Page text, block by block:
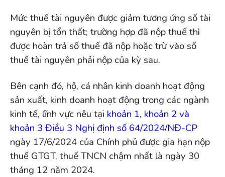
Mức thuế tài nguyên được giảm tương ứng số tài
nguyên bị tổn thất; trường hợp đã nộp thuế thì
được hoàn trả số thuế đã nộp hoặc trừ vào số
thuế tài nguyên phải nộp của kỳ sau.
Bên cạnh đó, hộ, cá nhân kinh doanh hoạt động
sản xuất, kinh doanh hoạt động trong các ngành
kinh tế, lĩnh vực nêu tại khoản 1, khoản 2 và
khoản 3 Điều 3 Nghị định số 64/2024/NĐ-CP
ngày 17/6/2024 của Chính phủ được gia hạn nộp
thuế GTGT, thuế TNCN chậm nhất là ngày 30
tháng 12 năm 2024.